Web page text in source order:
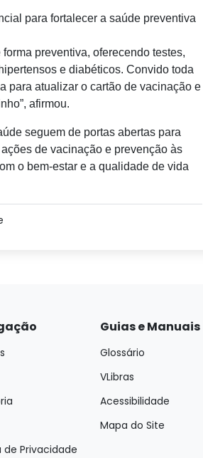
para fortalecer a saúde preventiva
preventiva, oferecendo testes,
e diabéticos. Convido toda
para atualizar o cartão de vacinação e
afirmou.
seguem de portas abertas para
de vacinação e prevenção às
o bem-estar e a qualidade de vida
de Privacidade
Guias e Manuais
Glossário
VLibras
Acessibilidade
Mapa do Site